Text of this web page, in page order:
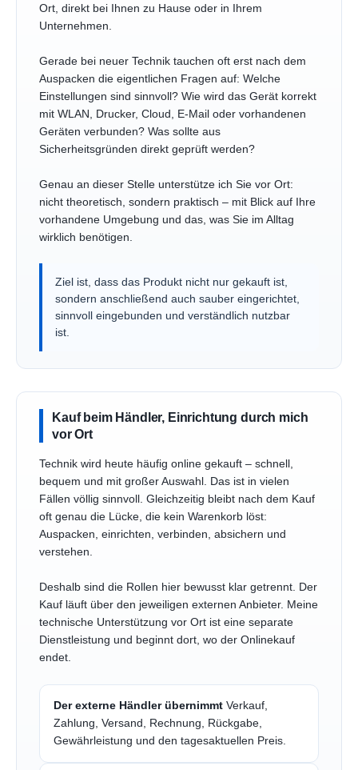
Ort, direkt bei Ihnen zu Hause oder in Ihrem
Unternehmen.
Gerade bei neuer Technik tauchen oft erst nach dem
Auspacken die eigentlichen Fragen auf: Welche
Einstellungen sind sinnvoll? Wie wird das Gerät korrekt
mit WLAN, Drucker, Cloud, E-Mail oder vorhandenen
Geräten verbunden? Was sollte aus
Sicherheitsgründen direkt geprüft werden?
Genau an dieser Stelle unterstütze ich Sie vor Ort:
nicht theoretisch, sondern praktisch – mit Blick auf Ihre
vorhandene Umgebung und das, was Sie im Alltag
wirklich benötigen.
Ziel ist, dass das Produkt nicht nur gekauft ist,
sondern anschließend auch sauber eingerichtet,
sinnvoll eingebunden und verständlich nutzbar
ist.
Kauf beim Händler, Einrichtung durch mich
vor Ort
Technik wird heute häufig online gekauft – schnell,
bequem und mit großer Auswahl. Das ist in vielen
Fällen völlig sinnvoll. Gleichzeitig bleibt nach dem Kauf
oft genau die Lücke, die kein Warenkorb löst:
Auspacken, einrichten, verbinden, absichern und
verstehen.
Deshalb sind die Rollen hier bewusst klar getrennt. Der
Kauf läuft über den jeweiligen externen Anbieter. Meine
technische Unterstützung vor Ort ist eine separate
Dienstleistung und beginnt dort, wo der Onlinekauf
endet.
Der externe Händler übernimmt Verkauf,
Zahlung, Versand, Rechnung, Rückgabe,
Gewährleistung und den tagesaktuellen Preis.